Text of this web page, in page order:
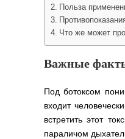
Польза
Что же может
Важные
Под ботоксом
входит
встретить этот
параличом